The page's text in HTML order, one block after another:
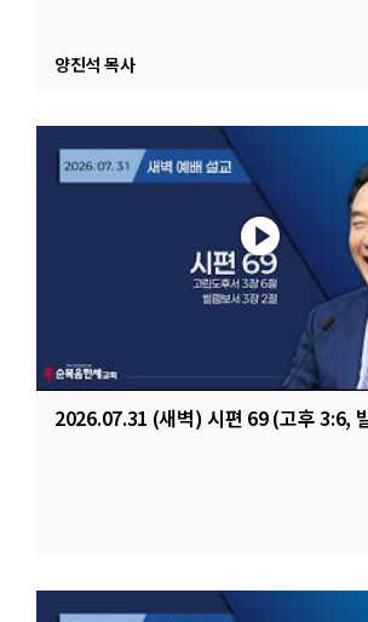
양진석 목사
2026.07.31 (새벽) 시편 69 (고후 3:6,